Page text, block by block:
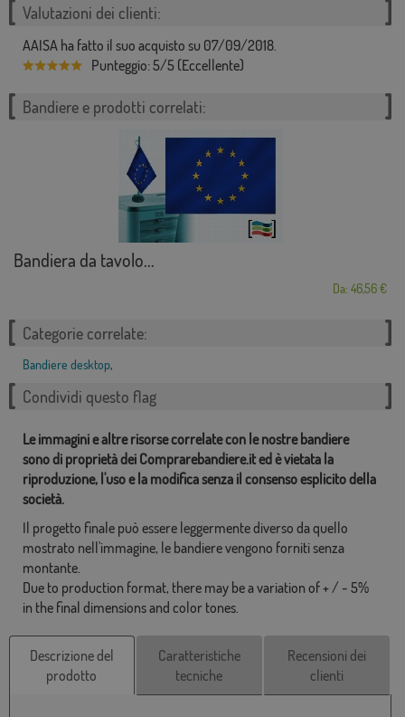
Valutazioni dei clienti:
AAISA ha fatto il suo acquisto su 07/09/2018.
Punteggio: 5/5 (Eccellente)
Bandiere e prodotti correlati:
Bandiera da tavolo...
Da: 46,56 €
Categorie correlate:
Bandiere desktop,
Condividi questo flag
Le immagini e altre risorse correlate con le nostre bandiere
sono di proprietà dei Comprarebandiere.it ed è vietata la
riproduzione, l'uso e la modifica senza il consenso esplicito della
società.
Il progetto finale può essere leggermente diverso da quello
mostrato nell'immagine, le bandiere vengono forniti senza
montante.
Due to production format, there may be a variation of + / - 5%
in the final dimensions and color tones.
Descrizione del
prodotto
Caratteristiche
tecniche
Recensioni dei
clienti